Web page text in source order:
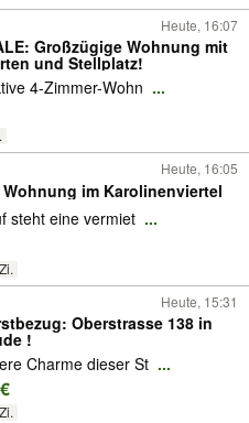
Heute, 16:07
Großzügige Wohnung mit
und Stellplatz!
4-Zimmer-Wohn ...
Heute, 16:05
Wohnung im Karolinenviertel
steht eine vermiet ...
Heute, 15:31
Oberstrasse 138 in
!
Charme dieser St ...